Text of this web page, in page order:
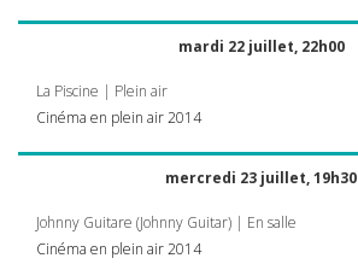
mardi 22 juillet, 22h00
La Piscine | Plein air
Cinéma en plein air 2014
mercredi 23 juillet, 19h30
Johnny Guitare (Johnny Guitar) | En salle
Cinéma en plein air 2014